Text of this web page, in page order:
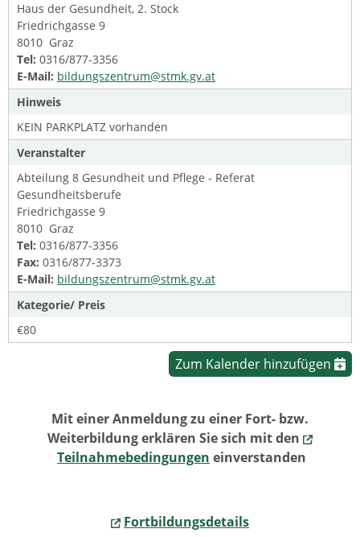
Haus der Gesundheit, 2. Stock
Friedrichgasse 9
8010 Graz
Tel: 0316/877-3356
E-Mail: bildungszentrum@stmk.gv.at
Hinweis
KEIN PARKPLATZ vorhanden
Veranstalter
Abteilung 8 Gesundheit und Pflege - Referat
Gesundheitsberufe
Friedrichgasse 9
8010 Graz
Tel: 0316/877-3356
Fax: 0316/877-3373
E-Mail: bildungszentrum@stmk.gv.at
Kategorie/ Preis
€80
Zum Kalender hinzufügen
Mit einer Anmeldung zu einer Fort- bzw.
Weiterbildung erklären Sie sich mit den
Teilnahmebedingungen einverstanden
Fortbildungsdetails